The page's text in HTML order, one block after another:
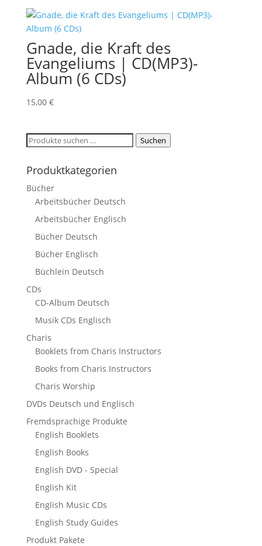
Gnade, die Kraft des
Evangeliums | CD(MP3)-
Album (6 CDs)
15,00 €
Suchen
Suchen
Produktkategorien
Bücher
Arbeitsbücher Deutsch
Arbeitsbücher Englisch
Bücher Deutsch
Bücher Englisch
Büchlein Deutsch
CDs
CD-Album Deutsch
Musik CDs Englisch
Charis
Booklets from Charis Instructors
Books from Charis Instructors
Charis Worship
DVDs Deutsch und Englisch
Fremdsprachige Produkte
English Booklets
English Books
English DVD - Special
English Kit
English Music CDs
English Study Guides
Produkt Pakete